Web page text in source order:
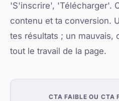
'S'inscrire', 'Télécharger'.
contenu et ta conversion.
tes résultats ; un mauvais,
tout le travail de la page.
CTA FAIBLE OU CTA